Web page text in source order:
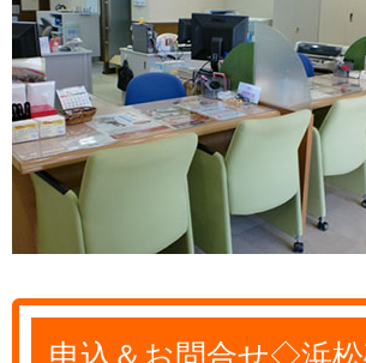
申込＆お問合せ◇浜